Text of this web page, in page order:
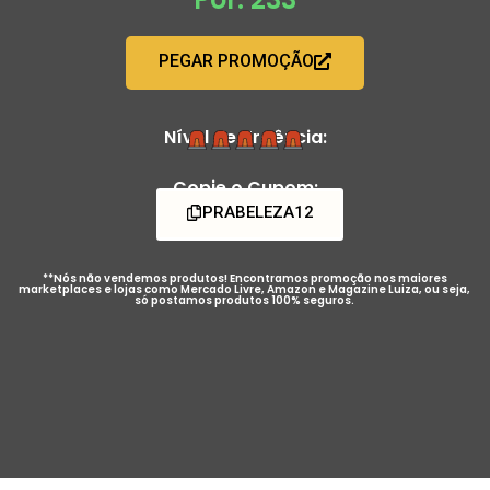
PEGAR PROMOÇÃO
Nível de Urgência:
Copie o Cupom:
PRABELEZA12
**Nós não vendemos produtos! Encontramos promoção nos maiores
marketplaces e lojas como Mercado Livre, Amazon e Magazine Luiza, ou seja,
só postamos produtos 100% seguros.